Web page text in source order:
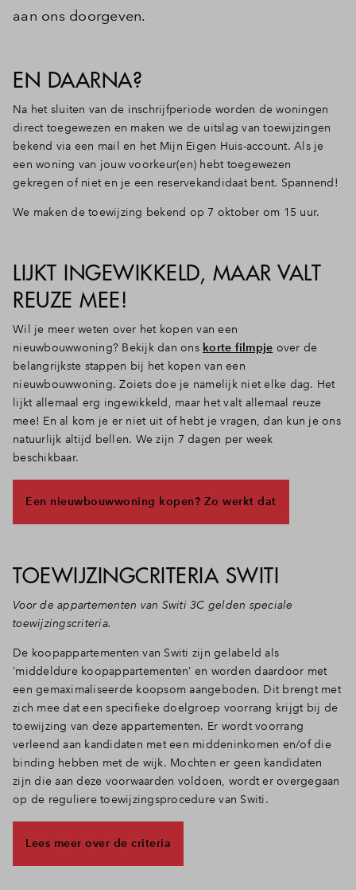
aan ons doorgeven.
EN DAARNA?
Na het sluiten van de inschrijfperiode worden de woningen
direct toegewezen en maken we de uitslag van toewijzingen
bekend via een mail en het Mijn Eigen Huis-account. Als je
een woning van jouw voorkeur(en) hebt toegewezen
gekregen of niet en je een reservekandidaat bent. Spannend!
We maken de toewijzing bekend op 7 oktober om 15 uur.
LIJKT INGEWIKKELD, MAAR VALT
REUZE MEE!
Wil je meer weten over het kopen van een
nieuwbouwwoning? Bekijk dan ons korte filmpje over de
belangrijkste stappen bij het kopen van een
nieuwbouwwoning. Zoiets doe je namelijk niet elke dag. Het
lijkt allemaal erg ingewikkeld, maar het valt allemaal reuze
mee! En al kom je er niet uit of hebt je vragen, dan kun je ons
natuurlijk altijd bellen. We zijn 7 dagen per week
beschikbaar.
Een nieuwbouwwoning kopen? Zo werkt dat
TOEWIJZINGCRITERIA SWITI
Voor de appartementen van Switi 3C gelden speciale
toewijzingscriteria.
De koopappartementen van Switi zijn gelabeld als
‘middeldure koopappartementen’ en worden daardoor met
een gemaximaliseerde koopsom aangeboden. Dit brengt met
zich mee dat een specifieke doelgroep voorrang krijgt bij de
toewijzing van deze appartementen. Er wordt voorrang
verleend aan kandidaten met een middeninkomen en/of die
binding hebben met de wijk. Mochten er geen kandidaten
zijn die aan deze voorwaarden voldoen, wordt er overgegaan
op de reguliere toewijzingsprocedure van Switi.
Lees meer over de criteria